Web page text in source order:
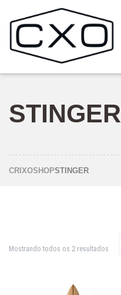
STINGER
CRIXOSHOPSTINGER
Mostrando todos os 2 resultados